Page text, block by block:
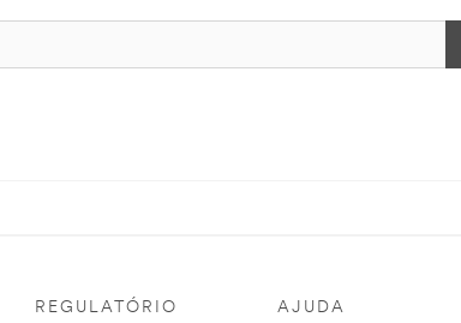
REGULATÓRIO AJUDA